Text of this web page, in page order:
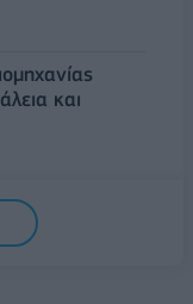
και
των
χρονοβόρες